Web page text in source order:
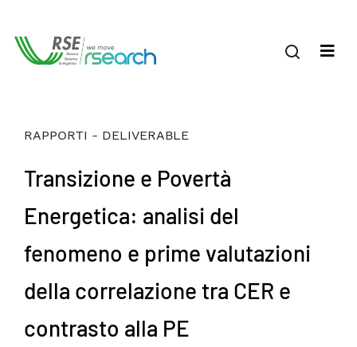
RAPPORTI - DELIVERABLE
Transizione e Povertà
Energetica: analisi del
fenomeno e prime valutazioni
della correlazione tra CER e
contrasto alla PE